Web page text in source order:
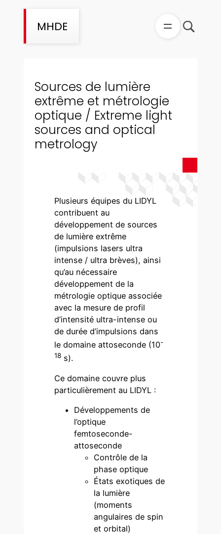
MHDE
Sources de lumière
extrême et métrologie
optique / Extreme light
sources and optical
metrology
Plusieurs équipes du LIDYL
contribuent au
développement de sources
de lumière extrême
(impulsions lasers ultra
intense / ultra brèves), ainsi
qu’au nécessaire
développement de la
métrologie optique associée
avec la mesure de profil
d’intensité ultra-intense ou
de durée d’impulsions dans
le domaine attoseconde (10-
18 s).
Ce domaine couvre plus
particulièrement au LIDYL :
Développements de
l’optique
femtoseconde-
attoseconde
Contrôle de la
phase optique
États exotiques de
la lumière
(moments
angulaires de spin
et orbital)